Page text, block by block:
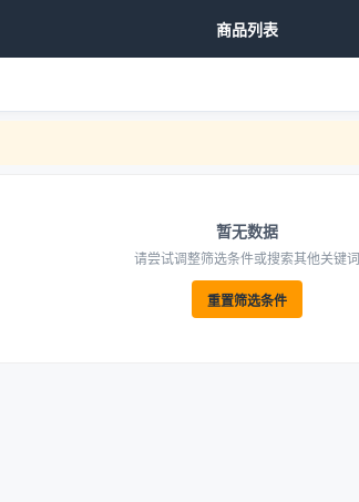
商品列表
暂无数据
请尝试调整筛选条件或搜索其他关键词
重置筛选条件